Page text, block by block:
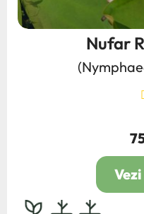
Nufar
bulb,rhizom,radacina
2L 4L